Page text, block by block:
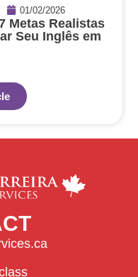
01/02/2026
Metas Realistas
Seu Inglês em